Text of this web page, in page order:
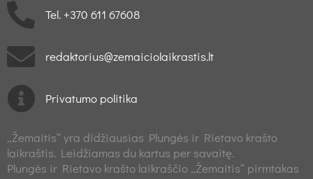
Tel. +370 611 67608
redaktorius@zemaiciolaikrastis.lt
Privatumo politika
„Žemaitis“ yra didžiausias Plungės ir Rietavo krašto
laikraštis. Leidžiamas du kartus per savaitę.
Plungės ir Rietavo krašto laikraščio „Žemaitis“ pirmtakas